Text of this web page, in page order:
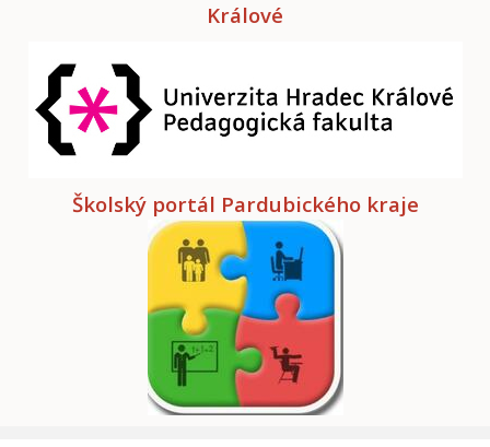
Králové
Školský portál Pardubického kraje